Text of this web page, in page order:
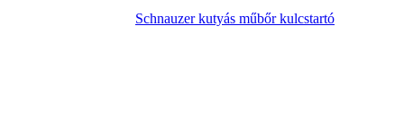
Schnauzer kutyás műbőr kulcstartó